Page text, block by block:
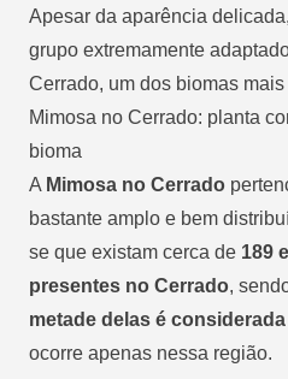
Apesar da aparência
grupo extremamente
Cerrado, um dos biomas
Mimosa no Cerrado: planta
bioma
A Mimosa no Cerrado
bastante amplo e bem
se que existam cerca de 189
presentes no Cerrado,
metade delas é
ocorre apenas nessa região.